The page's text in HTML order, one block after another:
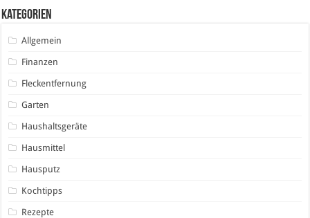
Kategorien
Allgemein
Finanzen
Fleckentfernung
Garten
Haushaltsgeräte
Hausmittel
Hausputz
Kochtipps
Rezepte